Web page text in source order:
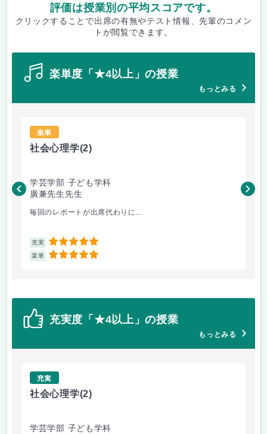
評価は授業別の平均スコアです。
クリックすることで出席の有無やテスト情報、先輩のコメン
トが閲覧できます。
楽単度「★4以上」の授業
もっとみる
楽単
社会心理学(2)
学芸学部 子ども学科
廣兼先生先生
毎回のレポートが出席代わりに...
充実 5
楽単 5
八
充実度「★4以上」の授業
もっとみる
充実
社会心理学(2)
学芸学部 子ども学科